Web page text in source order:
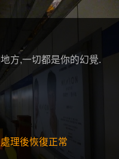
方,一切都是你的幻覺.
理後恢復正常